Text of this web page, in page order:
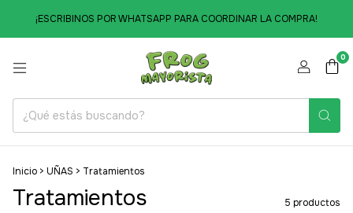
¡ESCRIBINOS POR WHATSAPP PARA COORDINAR LA COMPRA!
0
Inicio > UÑAS > Tratamientos
Tratamientos 5 productos